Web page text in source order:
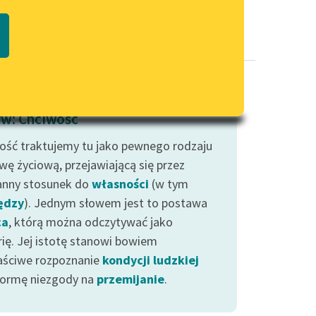
PDF
wrażliwych
Deklaracja dostępności
Chciwość
traktujemy tu jako pewnego rodzaju
życiową, przejawiającą się przez
stosunek do własności (w tym
). Jednym słowem jest to postawa
, którą można odczytywać jako
Jej istotę stanowi bowiem
rozpoznanie kondycji ludzkiej
niezgody na przemijanie.